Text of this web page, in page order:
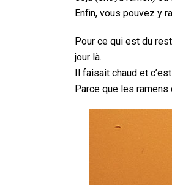
Enfin, vous pouvez y
Pour ce qui est du
jour là.
Il faisait chaud et
Parce que les ramens